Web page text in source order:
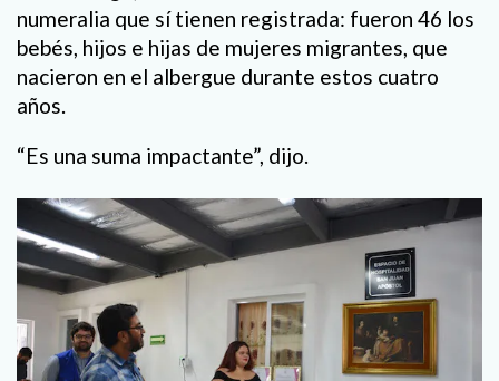
numeralia que sí tienen registrada: fueron 46 los
bebés, hijos e hijas de mujeres migrantes, que
nacieron en el albergue durante estos cuatro
años.
“Es una suma impactante”, dijo.